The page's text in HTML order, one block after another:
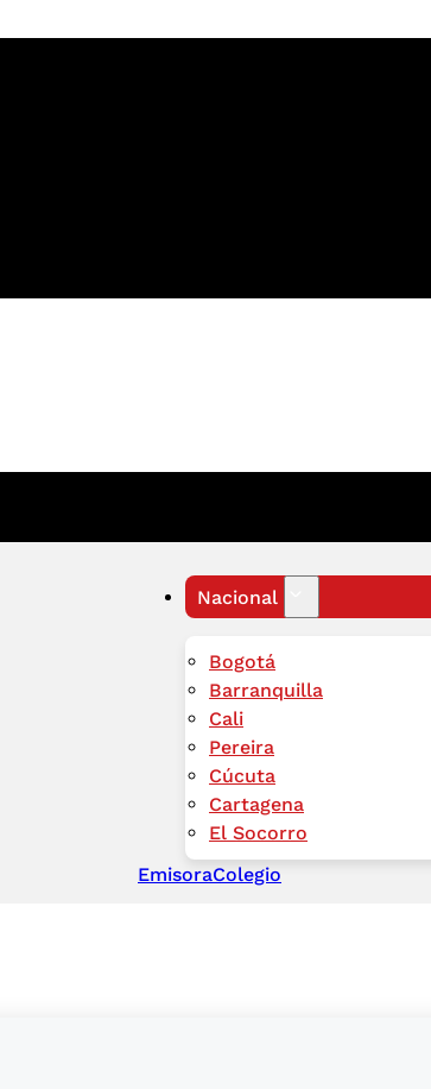
Nacional
Bogotá
Barranquilla
Cali
Pereira
Cúcuta
Cartagena
El Socorro
EmisoraColegio